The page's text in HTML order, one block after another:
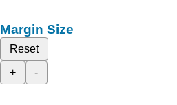
Margin Size
Reset
+
-